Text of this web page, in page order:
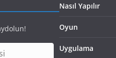
Nasıl Yapılır
Oyun
Uygulama